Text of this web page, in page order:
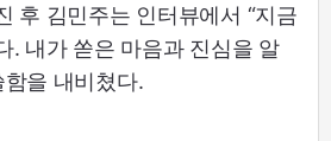
후 김민주는 인터뷰에서 “지금
. 내가 쏟은 마음과 진심을 알
함을 내비쳤다.